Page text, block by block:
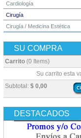
Cardiología
Cirugía
Cirugía / Medicina Estética
Dermatología
Diagnóstico por Imagen /
Embriología
Enfermería
Epidemiología
Farmacia / Farmacología
SU COMPRA
Carrito (0 Items)
Subtotal: $ 0,00
Su carrito esta
DESTACADOS